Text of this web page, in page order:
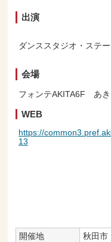
出演
ダンススタジオ・ステ
会場
フォンテAKITA6F あき
WEB
https://
13
開催地
秋田市